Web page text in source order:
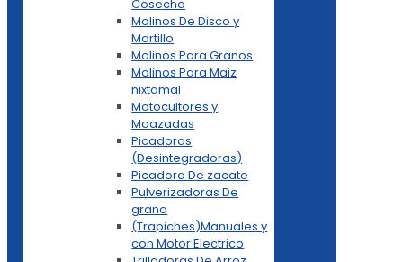
Cosecha
Molinos De Disco y
Martillo
Molinos Para Granos
Molinos Para Maiz
nixtamal
Motocultores y
Moazadas
Picadoras
(Desintegradoras)
Picadora De zacate
Pulverizadoras De
grano
(Trapiches)Manuales y
con Motor Electrico